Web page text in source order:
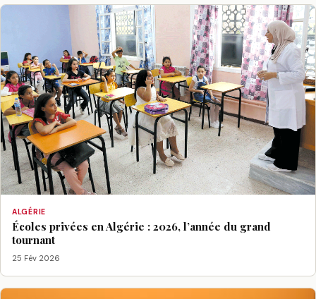
ALGÉRIE
Écoles privées en Algérie : 2026, l’année du grand
tournant
25 Fév 2026